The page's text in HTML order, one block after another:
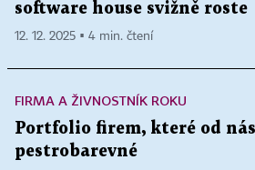
software house svižně roste
12. 12. 2025 ▪ 4 min. čtení
FIRMA A ŽIVNOSTNÍK ROKU
Portfolio firem, které od
pestrobarevné